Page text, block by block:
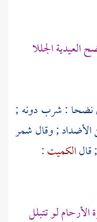
الجللا
نضحا : شرب دونه ;
; وقالشمر
الكميت:
لو تتبلل